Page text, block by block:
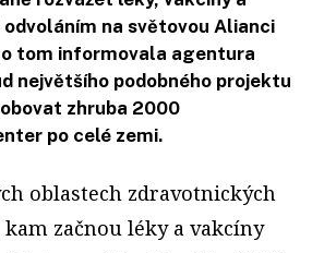
odvoláním na světovou Alianci
o tom informovala agentura
největšího podobného projektu
zhruba 2000
po celé zemi.
oblastech zdravotnických
začnou léky a vakcíny